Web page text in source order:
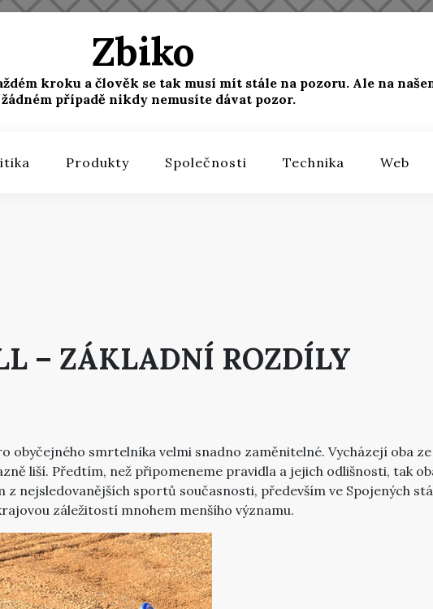
Zbiko
kroku a člověk se tak musí mít stále na pozoru. Ale na
případě nikdy nemusíte dávat pozor.
Produkty Společnosti Technika Web
– ZÁKLADNÍ ROZDÍLY
obyčejného smrtelníka velmi snadno zaměnitelné. Vycházejí oba
liší. Předtím, než připomeneme pravidla a jejich odlišnosti, tak
z nejsledovanějších sportů současnosti, především ve Spojených
záležitostí mnohem menšího významu.